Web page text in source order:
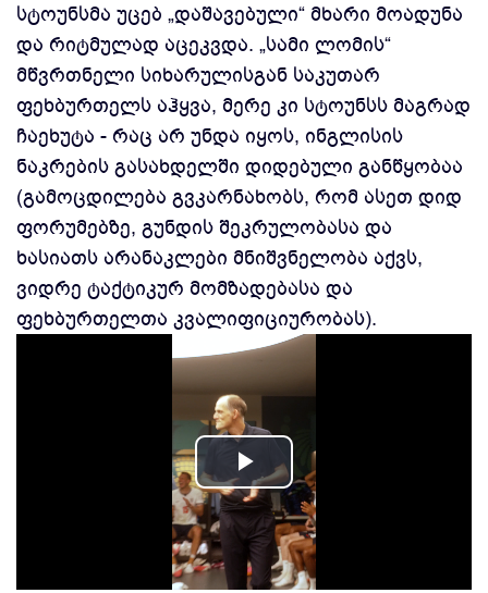
სტოუნსმა უცებ „დაშავებული“ მხარი მოადუნა
და რიტმულად აცეკვდა. „სამი ლომის“
მწვრთნელი სიხარულისგან საკუთარ
ფეხბურთელს აჰყვა, მერე კი სტოუნსს მაგრად
ჩაეხუტა - რაც არ უნდა იყოს, ინგლისის
ნაკრების გასახდელში დიდებული განწყობაა
(გამოცდილება გვკარნახობს, რომ ასეთ დიდ
ფორუმებზე, გუნდის შეკრულობასა და
ხასიათს არანაკლები მნიშვნელობა აქვს,
ვიდრე ტაქტიკურ მომზადებასა და
ფეხბურთელთა კვალიფიციურობას).
Play
Video